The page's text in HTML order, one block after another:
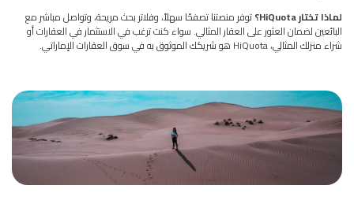
لماذا تختار HiQuota؟
توفر منصتنا تصفحًا سهلاً، وفلاتر بحث مريحة، وتواصل مباشر مع
البائعين لضمان العثور على العقار المثالي. سواء كنت ترغب في الاستثمار في العقارات أو
شراء منزلك المثالي، HiQuota هو شريكك الموثوق به في سوق العقارات الإماراتي.